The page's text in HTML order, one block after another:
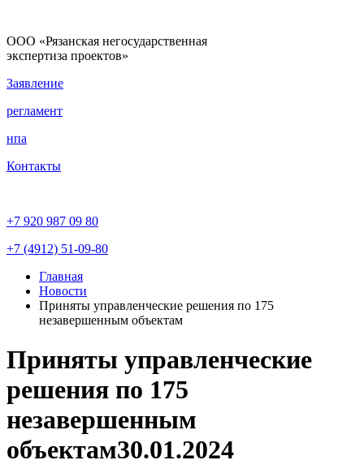
ООО «Рязанская негосударственная
экспертиза проектов»
Заявление
регламент
нпа
Контакты
+7 920 987 09 80
+7 (4912) 51-09-80
Главная
Новости
Приняты управленческие решения по 175
незавершенным объектам
Приняты управленческие
решения по 175
незавершенным
объектам30.01.2024